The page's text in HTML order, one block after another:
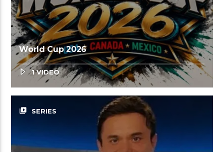
World Cup 2026
1 VIDEO
video_library SERIES